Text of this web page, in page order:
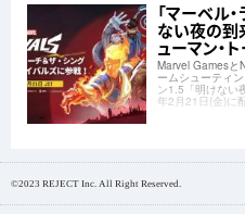
「マーベル
ない夜の到
ューマン・
Marvel Gamesと
ームシューティ
ン1.5「明けない
年2月21日(金)に
©2023 REJECT Inc. All Right Reserved.